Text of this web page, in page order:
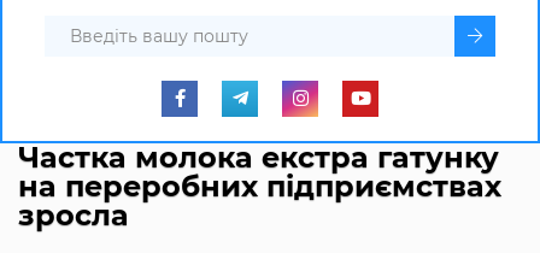
Частка молока екстра гатунку
на переробних підприємствах
зросла